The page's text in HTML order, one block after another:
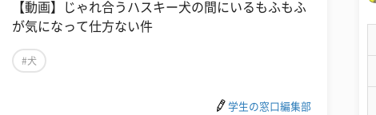
【動画】じゃれ合うハスキー犬の間にいるもふもふ
が気になって仕方ない件
#犬
学生の窓口編集部